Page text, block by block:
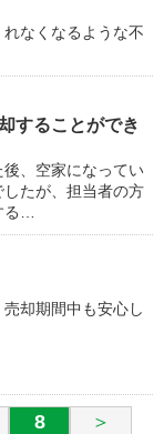
なくなるような不
することができ
、空家になってい
たが、担当者の方
…
却期間中も安心し
8 ＞